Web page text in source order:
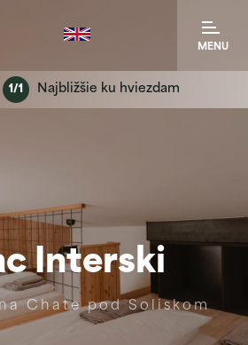
MENU
ku hviezdam
Interski
Chate pod Soliskom